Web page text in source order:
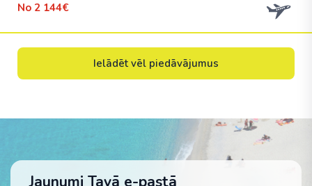
No 2 144€
Ielādēt vēl piedāvājumus
Jaunumi Tavā e-pastā